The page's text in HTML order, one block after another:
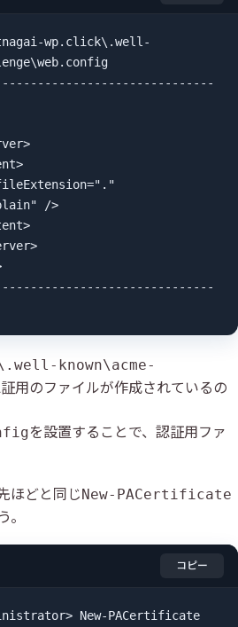
wp.click\.well-
/>
known\acme-
用のファイルが作成されているの
を設置することで、認証用ファ
ほどと同じNew-PACertificate
コピー
New-PACertificate